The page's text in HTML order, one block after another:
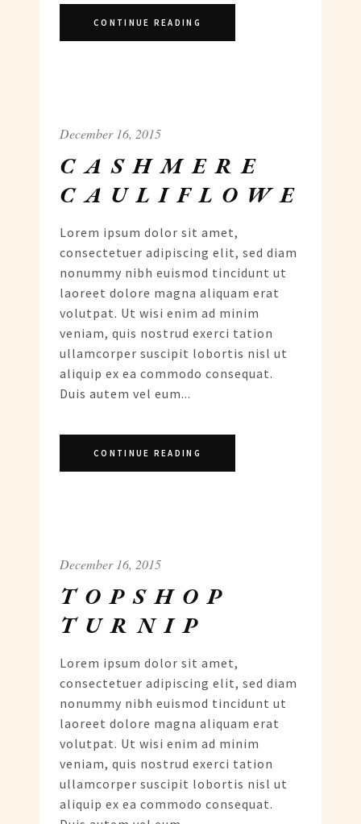
CONTINUE READING
December 16, 2015
CASHMERE
CAULIFLOWER
Lorem ipsum dolor sit amet,
consectetuer adipiscing elit, sed diam
nonummy nibh euismod tincidunt ut
laoreet dolore magna aliquam erat
volutpat. Ut wisi enim ad minim
veniam, quis nostrud exerci tation
ullamcorper suscipit lobortis nisl ut
aliquip ex ea commodo consequat.
Duis autem vel eum...
CONTINUE READING
December 16, 2015
TOPSHOP
TURNIP
Lorem ipsum dolor sit amet,
consectetuer adipiscing elit, sed diam
nonummy nibh euismod tincidunt ut
laoreet dolore magna aliquam erat
volutpat. Ut wisi enim ad minim
veniam, quis nostrud exerci tation
ullamcorper suscipit lobortis nisl ut
aliquip ex ea commodo consequat.